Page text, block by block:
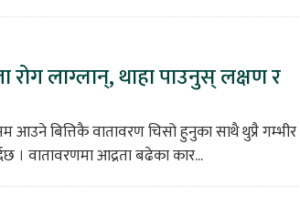
रोग लाग्लान्, थाहा पाउनुस् लक्षण र
आउने बित्तिकै वातावरण चिसो हुनुका साथै थुप्रै गम्भीर
। वातावरणमा आद्रता बढेका कार...